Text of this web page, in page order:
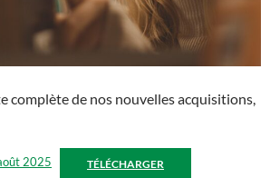
complète de nos nouvelles acquisitions,
2025 TÉLÉCHARGER